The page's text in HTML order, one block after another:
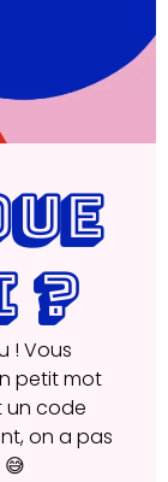
?
! Vous
petit mot
un code
on a pas